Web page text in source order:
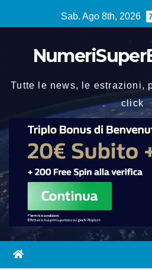
al
Sab. Ago 8th, 2026
Tutte le news, le estrazioni,
click